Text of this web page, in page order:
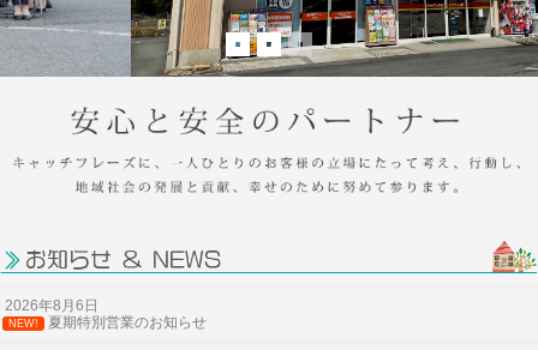
法人向け ～事業を守る保険～
つくば保険相談見直し．ｃｏｍ
沿革
採用情報
2026年8月6日
NEW! 夏期特別営業のお知らせ